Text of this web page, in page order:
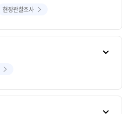
현장관찰조사